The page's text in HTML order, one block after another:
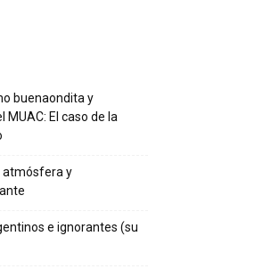
buenaondita y
El caso de la
atmósfera y
e ignorantes (su